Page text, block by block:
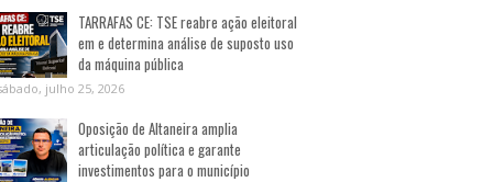
TARRAFAS CE: TSE reabre ação eleitoral
em e determina análise de suposto uso
da máquina pública
julho 25, 2026
Oposição de Altaneira amplia
articulação política e garante
investimentos para o município